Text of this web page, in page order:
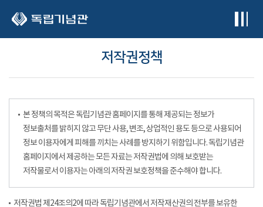
저작권정책
본 정책의 목적은 독립기념관 홈페이지를 통해 제공되는 정보가
정보출처를 밝히지 않고 무단 사용, 변조, 상업적인 용도 등으로 사용되어
정보 이용자에게 피해를 끼치는 사례를 방지하기 위함입니다. 독립기념관
홈페이지에서 제공하는 모든 자료는 저작권법에 의해 보호받는
저작물로서 이용자는 아래의 저작권 보호정책을 준수해야 합니다.
저작권법 제24조의2에 따라 독립기념관에서 저작재산권의 전부를 보유한